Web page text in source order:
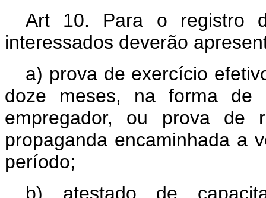
Art 10. Para o registro
interessados deverão
a) prova de exercício
doze meses, na forma de
empregador, ou prova de
propaganda encaminhada a
período;
b) atestado de